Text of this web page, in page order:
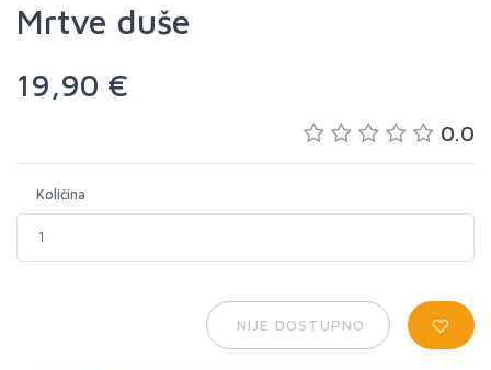
Mrtve duše
19,90 €
0.0
Količina
NIJE DOSTUPNO